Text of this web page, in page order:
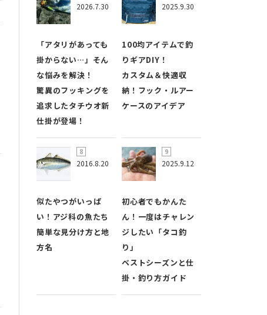
2026.7.30
「アタリがあっても
掛からない…」そん
な悩みを解決！
驚異のフッキングを
追求したタチウオ新
仕掛が登場！
2025.9.30
100均アイテムで釣
りギアDIY！
カスタム＆快適収
納！フック・ルアー
ケースのアイデア
2016.8.20
似たやつがいっぱ
い！アジ科の魚たち
簡単な見分け方と地
方名
2025.9.12
初心者でもかんた
ん！一度はチャレン
ジしたい「タコ釣
り」
ベストシーズンと仕
掛・釣り方ガイド